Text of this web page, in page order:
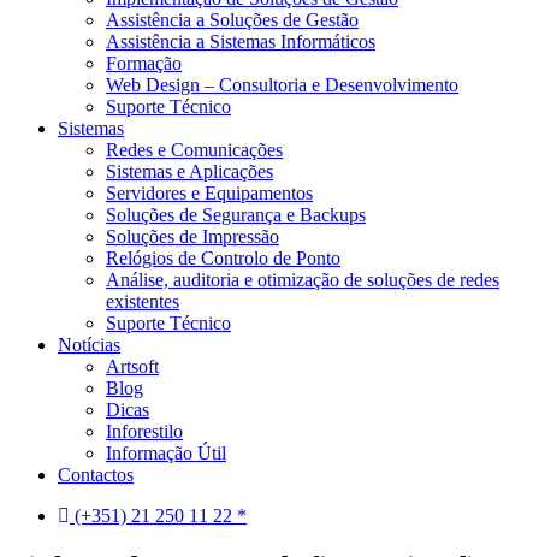
Assistência a Soluções de Gestão
Assistência a Sistemas Informáticos
Formação
Web Design – Consultoria e Desenvolvimento
Suporte Técnico
Sistemas
Redes e Comunicações
Sistemas e Aplicações
Servidores e Equipamentos
Soluções de Segurança e Backups
Soluções de Impressão
Relógios de Controlo de Ponto
Análise, auditoria e otimização de soluções de redes
existentes
Suporte Técnico
Notícias
Artsoft
Blog
Dicas
Inforestilo
Informação Útil
Contactos
(+351) 21 250 11 22 *